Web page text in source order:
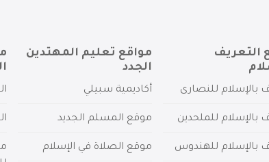
التعريف
بالإسلام للنصارى
بالإسلام للملحدين
بالإسلام للهندوس
مواقع تعليم المهتدين
الجدد
أكاديمية سبيلي
موقع المسلم الجديد
موقع الصلاة في الإسلام